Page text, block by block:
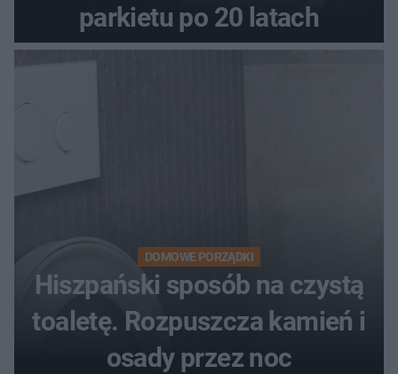
parkietu po 20 latach
DOMOWE PORZĄDKI
Hiszpański sposób na czystą
toaletę. Rozpuszcza kamień i
osady przez noc